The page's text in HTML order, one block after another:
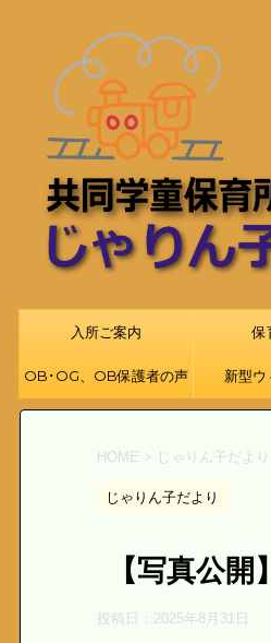
入所ご案内 保
OB･OG、OB保護者の声 新型ウ
HOME > じゃりん子だより
じゃりん子だより
【写真公
投稿日： 2025年8月31日